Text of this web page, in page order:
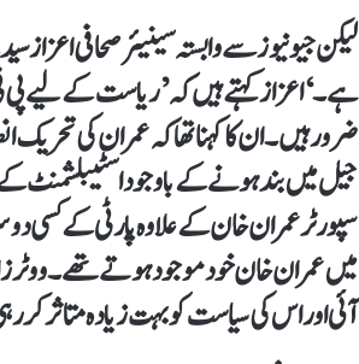
لیکن جیو نیوز سے وابستہ سینیئر صحافی
ہے۔‘ اعزاز کہتے ہیں کہ ’ریاست کے لیے پی
ضرور ہیں۔ ان کا کہنا تھا کہ عمران کی
جیل میں بند ہونے کے باوجود اسٹیبلشمنٹ
سپورٹر عمران خان کے علاوہ پارٹی کے کسی
میں عمران خان خود موجود ہوتے تھے۔
آئی اور اس کی سیاست کو بہت زیادہ متاثر